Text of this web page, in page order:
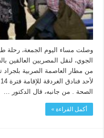
وصلت مساء اليوم الجمعة، رحلة
الجوي، لنقل المصريين العالقين
الصحة . من جانبه، قال الدكتور …
أكمل القراءة »